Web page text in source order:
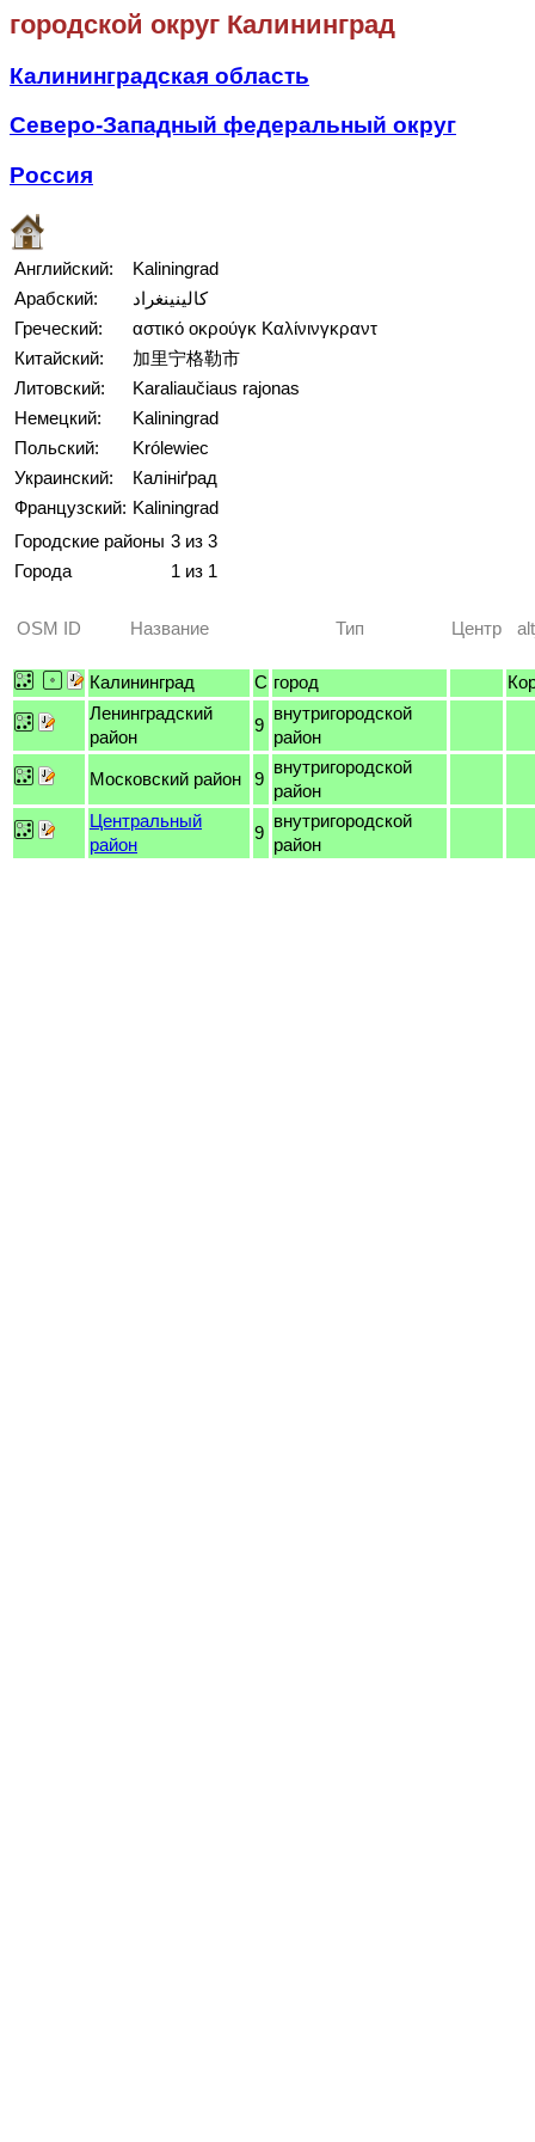
городской округ Калининград
Калининградская область
Северо-Западный федеральный округ
Россия
Английский:
Kaliningrad
Арабский:
كالينينغراد
Греческий:
αστικό οκρούγκ Καλίνινγκραντ
Китайский:
加里宁格勒市
Литовский:
Karaliaučiaus rajonas
Немецкий:
Kaliningrad
Польский:
Królewiec
Украинский:
Калініґрад
Французский: Kaliningrad
Городские районы 3 из 3
Города
1 из 1
OSM ID Название Тип Центр
Калининград C город
Ленинградский
район
9
внутригородской
район
Московский район 9
внутригородской
район
Центральный
район
9
внутригородской
район